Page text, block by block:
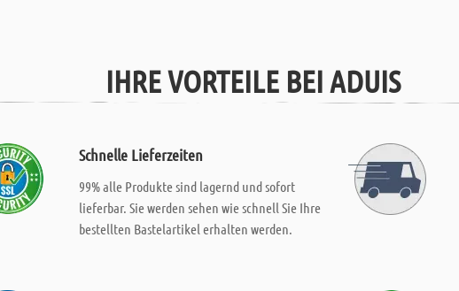
IHRE VORTEILE BEI ADUIS
Schnelle Lieferzeiten
99% alle Produkte sind lagernd und sofort
lieferbar. Sie werden sehen wie schnell Sie Ihre
bestellten Bastelartikel erhalten werden.